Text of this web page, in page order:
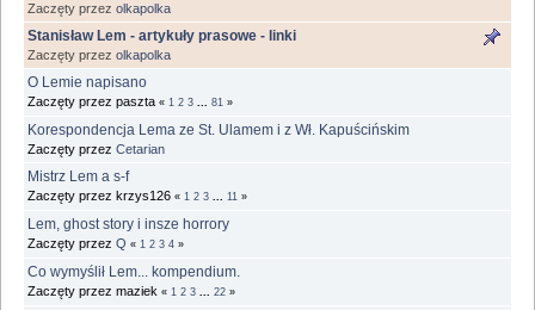
Zaczęty przez olkapolka
Stanisław Lem - artykuły prasowe - linki
Zaczęty przez olkapolka
O Lemie napisano
Zaczęty przez paszta « 1 2 3 ... 81 »
Korespondencja Lema ze St. Ulamem i z Wł. Kapuścińskim
Zaczęty przez Cetarian
Mistrz Lem a s-f
Zaczęty przez krzys126 « 1 2 3 ... 11 »
Lem, ghost story i insze horrory
Zaczęty przez Q « 1 2 3 4 »
Co wymyślił Lem... kompendium.
Zaczęty przez maziek « 1 2 3 ... 22 »